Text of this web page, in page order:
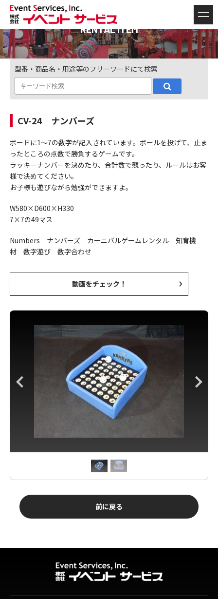
RENTAL ITEM
型番・商品名・用途等のフリーワードにて検索
CV-24 ナンバーズ
ボードに1～7の数字が記入されています。ボールを投げて、止ま
ったところの点数で勝負するゲームです。
ラッキーナンバーを決めたり、合計数で競ったり、ルールはお客
様で決めてください。
お子様も遊びながら勉強ができますよ。
W580×D600×H330
7×7の49マス
Numbers ナンバーズ カーニバルゲームレンタル 知育機
材 数字遊び 数字合わせ
動画をチェック！
前に戻る